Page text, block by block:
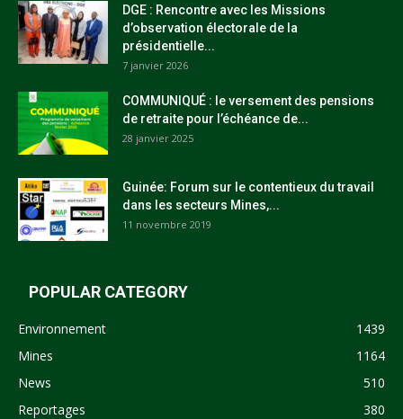
DGE : Rencontre avec les Missions
d’observation électorale de la
présidentielle...
7 janvier 2026
COMMUNIQUÉ : le versement des pensions
de retraite pour l’échéance de...
28 janvier 2025
Guinée: Forum sur le contentieux du travail
dans les secteurs Mines,...
11 novembre 2019
POPULAR CATEGORY
Environnement
1439
Mines
1164
News
510
Reportages
380